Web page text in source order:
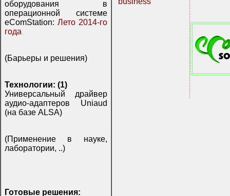
оборудования в
операционной системе
eComStation: Лето 2014-го
года
(Барьеры и решения)
Технологии: (1)
Универсальный драйвер
аудио-адаптеров Uniaud
(на базе ALSA)
(Применение в науке,
лаборатории, ..)
Готовые решения: